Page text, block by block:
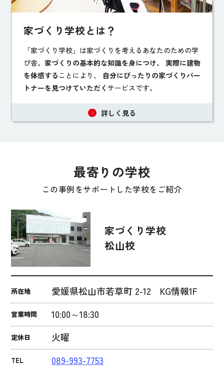
家づくり学校とは？
「家づくり学校」は家づくりを考えるあなたのための学
び舎。 家づくりの基本的な知識を身につけ、 実際に建物
を体感する ことにより、 自分にぴったりの家づくりパー
トナーを見つけていただく サービスです。
詳しく見る
最寄りの学校
この事例をサポートした学校をご紹介
家づくり学校
松山校
所在地 愛媛県松山市若草町 2-12 KG情報1F
営業時間 10:00～18:30
定休日 火曜
TEL 089-993-7753